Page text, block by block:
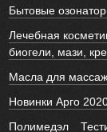
Бытовые
Лечебная
биогели, мази,
Масла для
Новинки Арго
Полимедэл